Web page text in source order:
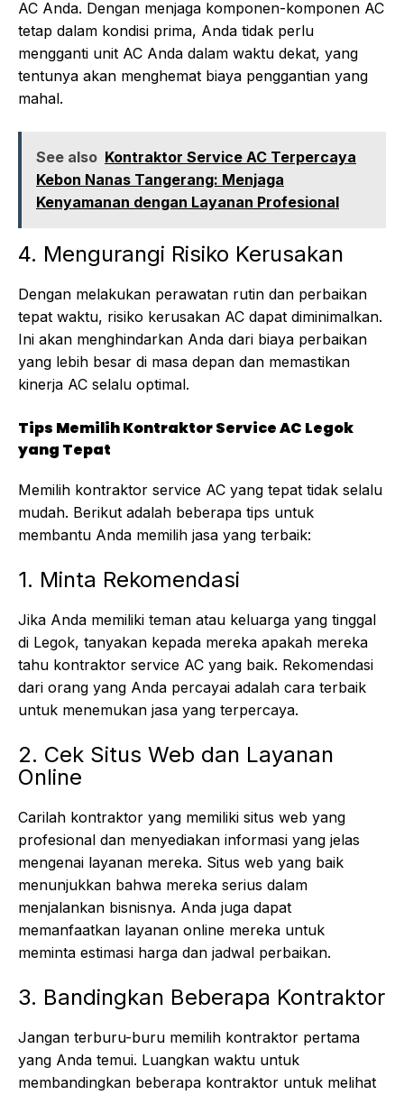
AC Anda. Dengan menjaga komponen-komponen AC
tetap dalam kondisi prima, Anda tidak perlu
mengganti unit AC Anda dalam waktu dekat, yang
tentunya akan menghemat biaya penggantian yang
mahal.
See also Kontraktor Service AC Terpercaya
Kebon Nanas Tangerang: Menjaga
Kenyamanan dengan Layanan Profesional
4. Mengurangi Risiko Kerusakan
Dengan melakukan perawatan rutin dan perbaikan
tepat waktu, risiko kerusakan AC dapat diminimalkan.
Ini akan menghindarkan Anda dari biaya perbaikan
yang lebih besar di masa depan dan memastikan
kinerja AC selalu optimal.
Tips Memilih Kontraktor Service AC Legok
yang Tepat
Memilih kontraktor service AC yang tepat tidak selalu
mudah. Berikut adalah beberapa tips untuk
membantu Anda memilih jasa yang terbaik:
1. Minta Rekomendasi
Jika Anda memiliki teman atau keluarga yang tinggal
di Legok, tanyakan kepada mereka apakah mereka
tahu kontraktor service AC yang baik. Rekomendasi
dari orang yang Anda percayai adalah cara terbaik
untuk menemukan jasa yang terpercaya.
2. Cek Situs Web dan Layanan
Online
Carilah kontraktor yang memiliki situs web yang
profesional dan menyediakan informasi yang jelas
mengenai layanan mereka. Situs web yang baik
menunjukkan bahwa mereka serius dalam
menjalankan bisnisnya. Anda juga dapat
memanfaatkan layanan online mereka untuk
meminta estimasi harga dan jadwal perbaikan.
3. Bandingkan Beberapa Kontraktor
Jangan terburu-buru memilih kontraktor pertama
yang Anda temui. Luangkan waktu untuk
membandingkan beberapa kontraktor untuk melihat